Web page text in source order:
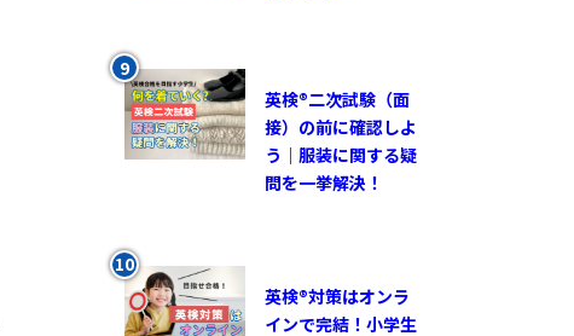
英検®︎二次試験（面
接）の前に確認しよ
う｜服装に関する疑
問を一挙解決！
英検®対策はオンラ
インで完結！小学生